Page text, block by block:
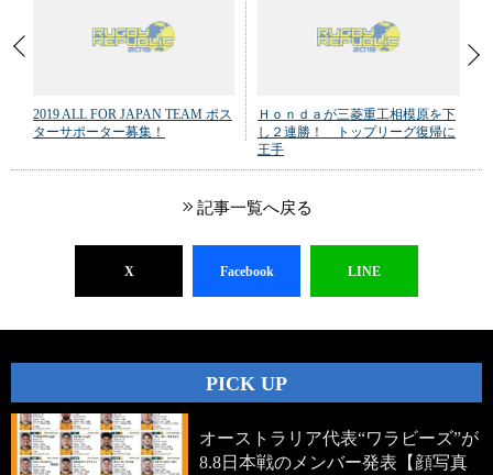
2019 ALL FOR JAPAN TEAM ポス
ターサポーター募集！
Ｈｏｎｄａが三菱重工相模原を下
し２連勝！ トップリーグ復帰に
王手
記事一覧へ戻る
X Facebook LINE
PICK UP
オーストラリア代表“ワラビーズ”が
8.8日本戦のメンバー発表【顔写真